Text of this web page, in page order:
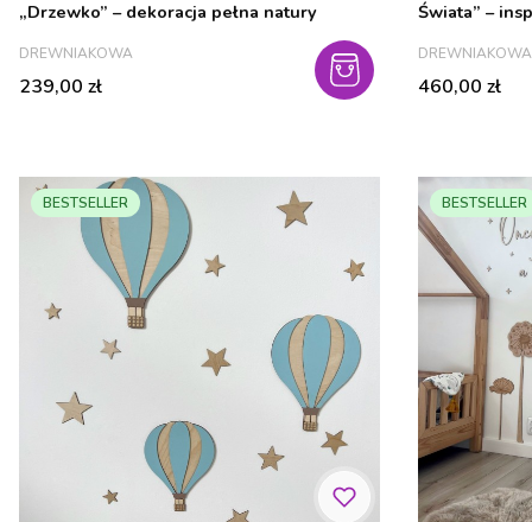
„Drzewko” – dekoracja pełna natury
PRODUCENT
DREWNIAKOWA
Cena
239,00 zł
Świata” –
PRODUCENT
DREWNIAKOWA
Cena
460,00 zł
BESTSELLER BESTSELLER